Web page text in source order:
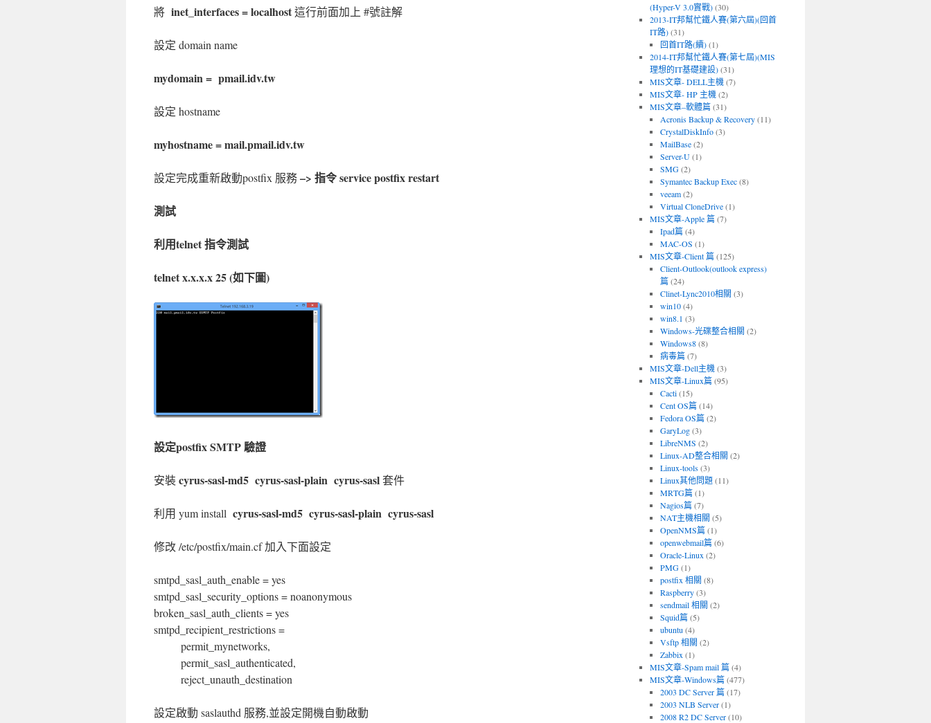
將 inet_interfaces = localhost這行前面加上 #號註解
設定 domain name
mydomain = pmail.idv.tw
設定 hostname
myhostname = mail.pmail.idv.tw
設定完成重新啟動postfix 服務–> 指令 service postfix restart
測試
利用telnet 指令測試
telnet x.x.x.x 25 (如下圖)
設定postfix SMTP 驗證
安裝cyrus-sasl-md5 cyrus-sasl-plain cyrus-sasl套件
利用 yum install cyrus-sasl-md5 cyrus-sasl-plain cyrus-sasl
修改 /etc/postfix/main.cf 加入下面設定
smtpd_sasl_auth_enable = yes
smtpd_sasl_security_options = noanonymous
broken_sasl_auth_clients = yes
smtpd_recipient_restrictions =
permit_mynetworks,
permit_sasl_authenticated,
reject_unauth_destination
設定啟動 saslauthd 服務,並設定開機自動啟動
(Hyper-V 3.0實戰)(30)
2013-IT邦幫忙鐵人賽(第六屆)(回首
IT路)(31)
回首IT路(續)(1)
2014-IT邦幫忙鐵人賽(第七屆)(MIS
理想的IT基礎建設)(31)
MIS文章- DELL主機(7)
MIS文章- HP 主機(2)
MIS文章–軟體篇(31)
Acronis Backup & Recovery(11)
CrystalDiskInfo(3)
MailBase(2)
Server-U(1)
SMG(2)
Symantec Backup Exec(8)
veeam(2)
Virtual CloneDrive(1)
MIS文章-Apple 篇(7)
Ipad篇(4)
MAC-OS (1)
MIS文章-Client 篇(125)
Client-Outlook(outlook express)
篇(24)
Clinet-Lync2010相關 (3)
win10(4)
win8.1 (3)
Windows-光碟整合相關 (2)
Windows8(8)
病毒篇(7)
MIS文章-Dell主機(3)
MIS文章-Linux篇(95)
Cacti(15)
Cent OS篇(14)
Fedora OS篇(2)
GaryLog(3)
LibreNMS (2)
Linux-AD整合相關 (2)
Linux-tools(3)
Linux其他問題(11)
MRTG篇(1)
Nagios篇(7)
NAT主機相關 (5)
OpenNMS篇(1)
openwebmail篇(6)
Oracle-Linux (2)
PMG(1)
postfix 相關 (8)
Raspberry(3)
sendmail 相關 (2)
Squid篇(5)
ubuntu (4)
Vsftp 相關 (2)
Zabbix (1)
MIS文章-Spam mail 篇(4)
MIS文章-Windows篇(477)
2003 DC Server 篇(17)
2003 NLB Server(1)
2008 R2 DC Server(10)